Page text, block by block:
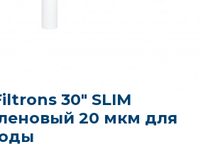
30" SLIM
20 мкм для